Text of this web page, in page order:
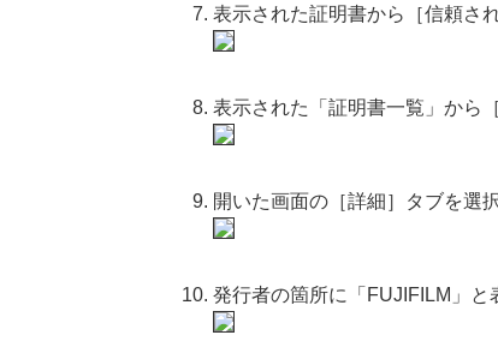
表示された証明書から［信頼さ
表示された「証明書一覧」から
開いた画面の［詳細］タブを選
発行者の箇所に「FUJIFILM」と